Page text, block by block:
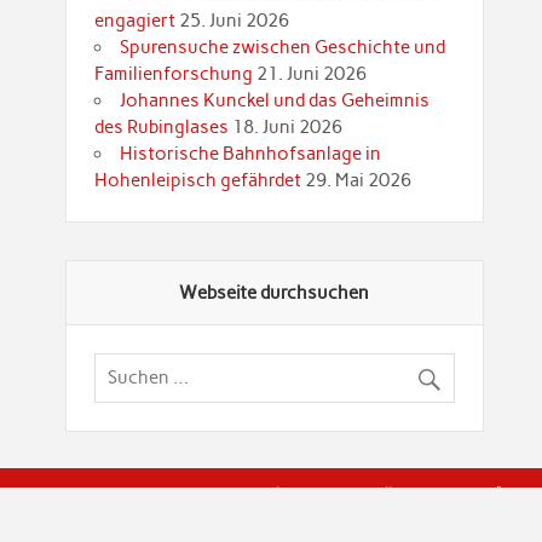
engagiert 25. Juni 2026
Spurensuche zwischen Geschichte und
Familienforschung 21. Juni 2026
Johannes Kunckel und das Geheimnis
des Rubinglases 18. Juni 2026
Historische Bahnhofsanlage in
Hohenleipisch gefährdet 29. Mai 2026
Webseite durchsuchen
© Brandenburgische Genealogische Gesellschaft (BGG)